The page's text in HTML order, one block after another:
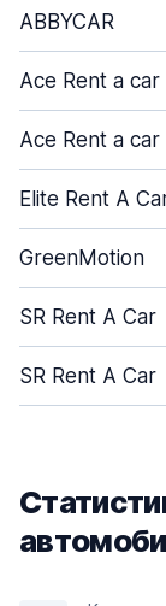
ABBYCAR
Ace Rent a car
Ace Rent a car
Elite Rent A
GreenMotion
SR Rent A Car
SR Rent A Car